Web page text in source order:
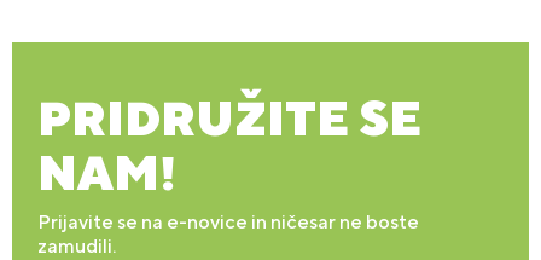
PRIDRUŽITE SE
NAM!
Prijavite se na e-novice in ničesar ne boste
zamudili.